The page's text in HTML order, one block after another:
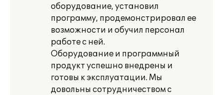
оборудование, установил
программу, продемонстрировал ее
возможности и обучил персонал
работе с ней.
Оборудование и программный
продукт успешно внедрены и
готовы к эксплуатации. Мы
довольны сотрудничеством с